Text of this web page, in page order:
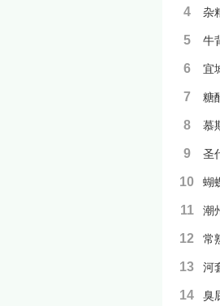
4 杂
5 牛
6 宜
7 糖
8 慕
9 圣
10 蝴
11 潮
12 常
13 河
14 臭